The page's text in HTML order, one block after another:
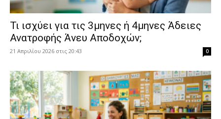
​Τι ισχύει για τις 3μηνες ή 4μηνες Άδειες
Ανατροφής Άνευ Αποδοχών;
21 Απριλίου 2026 στις 20:43 0